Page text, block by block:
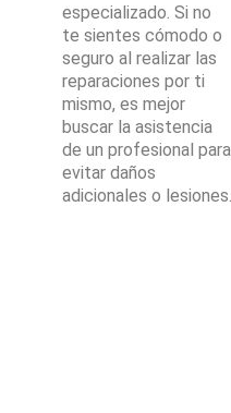
especializado. Si no
te sientes cómodo o
seguro al realizar las
reparaciones por ti
mismo, es mejor
buscar la asistencia
de un profesional para
evitar daños
adicionales o lesiones.